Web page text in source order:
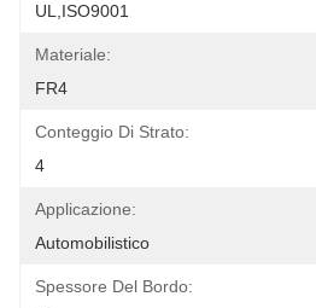
UL,ISO9001
Materiale:
FR4
Conteggio Di Strato:
4
Applicazione:
Automobilistico
Spessore Del Bordo: